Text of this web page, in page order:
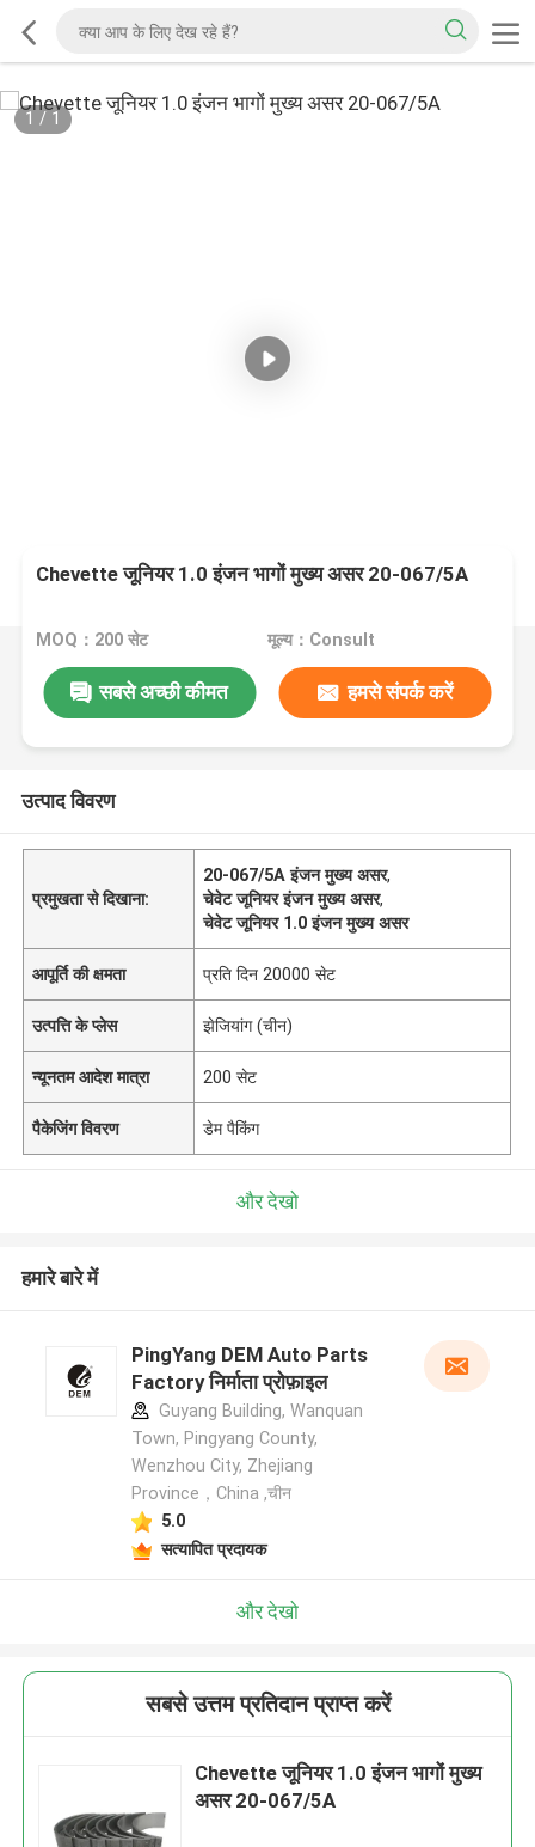
1 / 1
Chevette जूनियर 1.0 इंजन भागों मुख्य असर 20-067/5A
MOQ：200 सेट मूल्य：Consult
सबसे अच्छी कीमत हमसे संपर्क करें
उत्पाद विवरण
प्रमुखता से दिखाना:
20-067/5A इंजन मुख्य असर,
चेवेट जूनियर इंजन मुख्य असर,
चेवेट जूनियर 1.0 इंजन मुख्य असर
आपूर्ति की क्षमता प्रति दिन 20000 सेट
उत्पत्ति के प्लेस झेजियांग (चीन)
न्यूनतम आदेश मात्रा 200 सेट
पैकेजिंग विवरण डेम पैकिंग
और देखो
हमारे बारे में
PingYang DEM Auto Parts
Factory निर्माता प्रोफ़ाइल
Guyang Building, Wanquan
Town, Pingyang County,
Wenzhou City, Zhejiang
Province，China ,चीन
5.0
सत्यापित प्रदायक
और देखो
सबसे उत्तम प्रतिदान प्राप्त करें
Chevette जूनियर 1.0 इंजन भागों मुख्य
असर 20-067/5A